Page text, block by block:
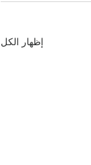
إظهار الكل